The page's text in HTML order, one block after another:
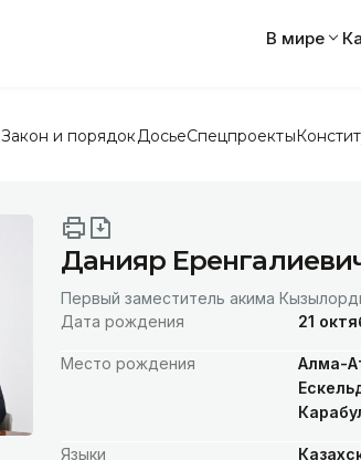
В мире
Закон и порядок ДосьеСпецпроекты
Данияр
Первый заместитель акима
Дата рождения
21
Место рождения
Алма-
Языки